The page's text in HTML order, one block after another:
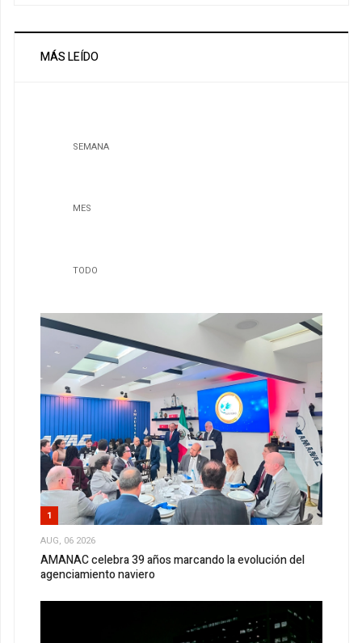
MÁS LEÍDO
SEMANA
MES
TODO
1
AUG, 06 2026
AMANAC celebra 39 años marcando la evolución del
agenciamiento naviero